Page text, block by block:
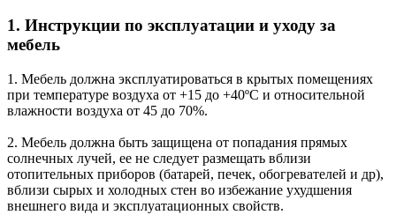
1. Инструкции по эксплуатации и уходу за
мебель
1. Мебель должна эксплуатироваться в крытых помещениях
при температуре воздуха от +15 до +40ºС и относительной
влажности воздуха от 45 до 70%.
2. Мебель должна быть защищена от попадания прямых
солнечных лучей, ее не следует размещать вблизи
отопительных приборов (батарей, печек, обогревателей и др),
вблизи сырых и холодных стен во избежание ухудшения
внешнего вида и эксплуатационных свойств.